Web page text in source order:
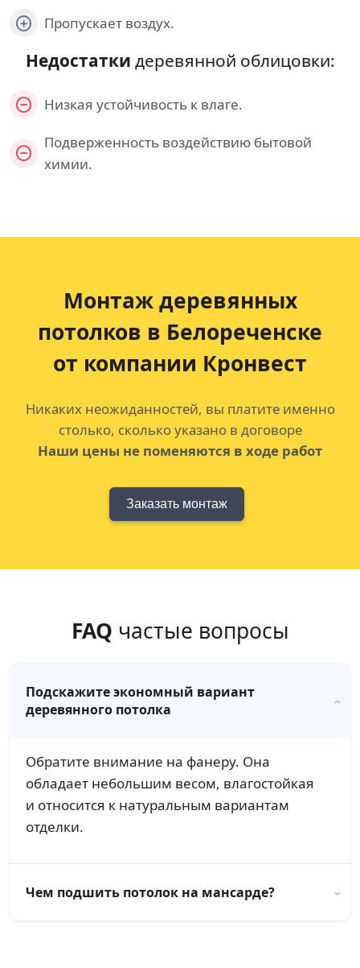
Пропускает воздух.
Недостатки деревянной облицовки:
Низкая устойчивость к влаге.
Подверженность воздействию бытовой
химии.
Монтаж деревянных
потолков в Белореченске
от компании Кронвест
Никаких неожиданностей, вы платите именно
столько, сколько указано в договоре
Наши цены не поменяются в ходе работ
Заказать монтаж
FAQ частые вопросы
Подскажите экономный вариант
деревянного потолка
Обратите внимание на фанеру. Она
обладает небольшим весом, влагостойкая
и относится к натуральным вариантам
отделки.
Чем подшить потолок на мансарде?